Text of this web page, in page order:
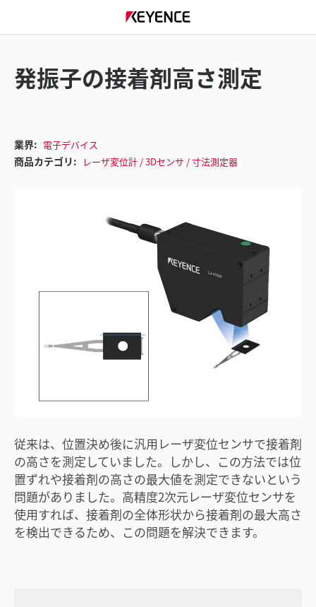
発振子の接着剤高さ測定
業界: 電子デバイス
商品カテゴリ: レーザ変位計 / 3Dセンサ / 寸法測定器
従来は、位置決め後に汎用レーザ変位センサで接着剤
の高さを測定していました。しかし、この方法では位
置ずれや接着剤の高さの最大値を測定できないという
問題がありました。高精度2次元レーザ変位センサを
使用すれば、接着剤の全体形状から接着剤の最大高さ
を検出できるため、この問題を解決できます。